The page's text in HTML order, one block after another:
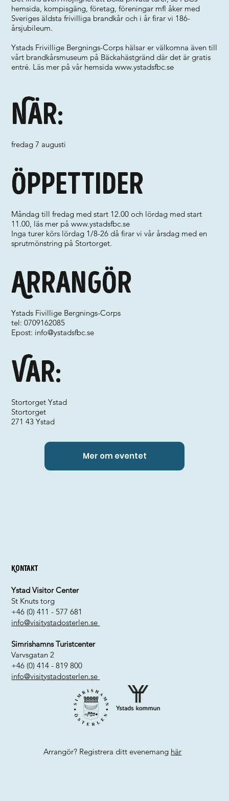
hemsida, kompisgäng, företag, föreningar mfl åker med
Sveriges äldsta frivilliga brandkår och i år firar vi 186-
årsjubileum.
Ystads Frivillige Bergnings-Corps hälsar er välkomna även till
vårt brandkårsmuseum på Bäckahästgränd där det är gratis
entré. Läs mer på vår hemsidawww.ystadsfbc.se
När:
fredag 7 augusti
Var:
Arrangör
Ystads Fivillige Bergnings-Corps
tel: 0709162085
Epost: info@ystadsfbc.se
Stortorget Ystad
Stortorget
271 43 Ystad
Öppettider
Måndag till fredag med start 12.00 och lördag med start
11.00, läs mer påwww.ystadsfbc.se
Inga turer körs lördag 1/8-26 då firar vi vår årsdag med en
sprutmönstring på Stortorget.
Mer om eventet
Kontakt
Ystad Visitor Center
St Knuts torg
+46 (0) 411 - 577 681
info@visitystadosterlen.se
Simrishamns Turistcenter
Varvsgatan 2
+46 (0) 414 - 819 800
info@visitystadosterlen.se
Arrangör? Registrera ditt evenemang här